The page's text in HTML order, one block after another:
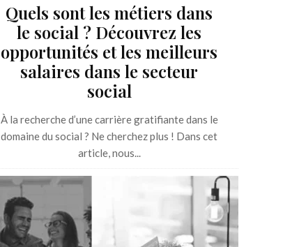
Quels sont les métiers dans
le social ? Découvrez les
opportunités et les meilleurs
salaires dans le secteur
social
À la recherche d’une carrière gratifiante dans le
domaine du social ? Ne cherchez plus ! Dans cet
article, nous...